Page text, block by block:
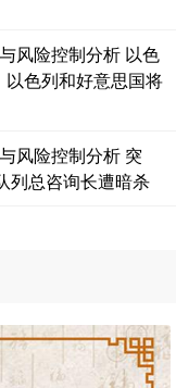
+0.01%
+1.06%
风险控制分析 以色
色列和好意思国将
风险控制分析 突
列总咨询长遭暗杀